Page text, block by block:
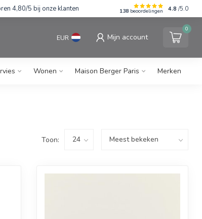
4,80/5 bij onze klanten 138 beoordelingen 4.8 /5.0
EUR Mijn account
0
Wonen Maison Berger Paris Merken
Toon: